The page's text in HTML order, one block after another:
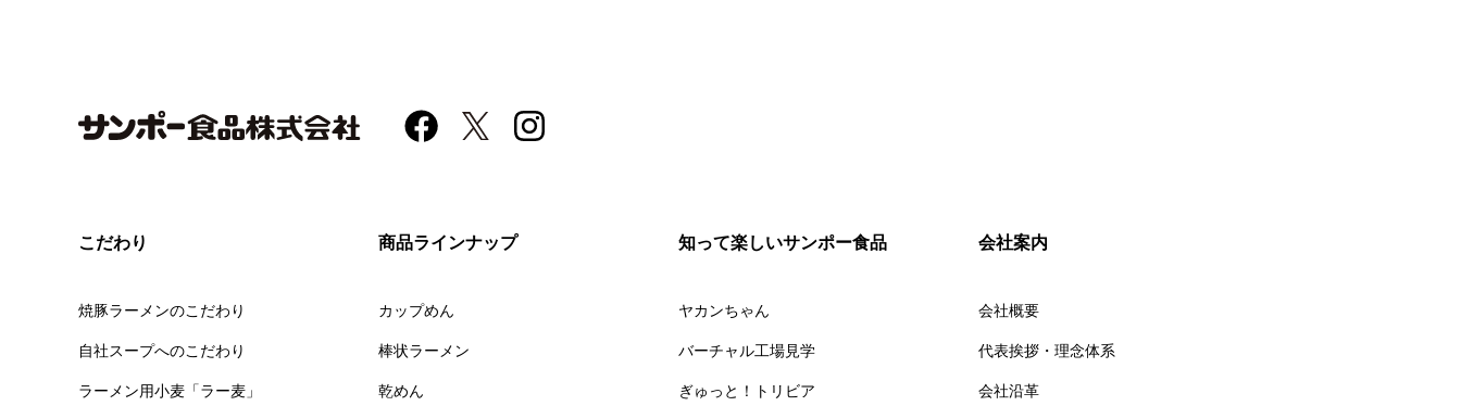
こだわり
焼豚ラーメンのこだわり
自社スープへのこだわり
ラーメン用小麦「ラー麦」
商品ラインナップ
カップめん
棒状ラーメン
乾めん
知って楽しいサンポー食品
ヤカンちゃん
バーチャル工場見学
ぎゅっと！トリビア
会社案内
会社概要
代表挨拶・理念体系
会社沿革